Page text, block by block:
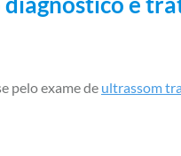
pelo exame de ultrassom